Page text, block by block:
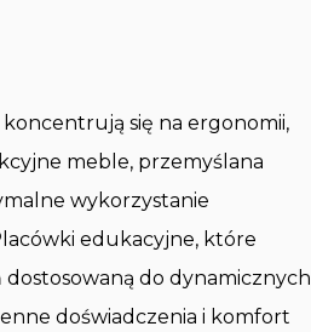
się na ergonomii,
meble, przemyślana
wykorzystanie
edukacyjne, które
do dynamicznych
doświadczenia i komfort